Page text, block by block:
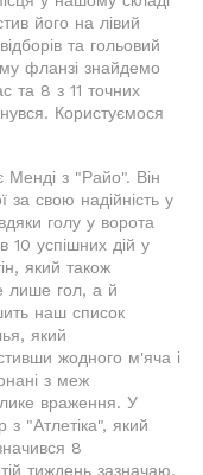
його на лівий
та гольовий
фланзі знайдемо
та 8 з 11 точних
Користуємося
Менді з "Райо". Він
за свою надійність у
голу у ворота
10 успішних дій у
який також
лише гол, а й
наш список
який
жодного м'яча і
з меж
враження. У
з "Атлетіка", який
8
тиждень зазначаю,